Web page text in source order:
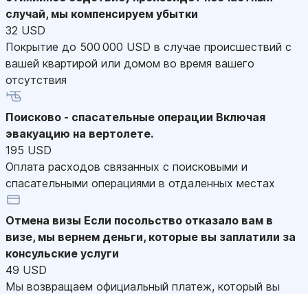
случай, мы компенсируем убытки
32 USD
Покрытие до 500 000 USD в случае происшествий с
вашей квартирой или домом во время вашего
отсутствия
Поисково - спасательные операции Включая
эвакуацию на вертолете.
195 USD
Оплата расходов связанных с поисковыми и
спасательными операциями в отдаленных местах
Отмена визы Если посольство отказало вам в
визе, мы вернем деньги, которые вы заплатили за
консульские услуги
49 USD
Мы возвращаем официальный платеж, который вы